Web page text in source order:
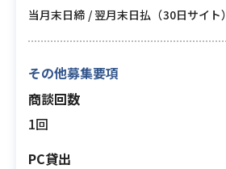
当月末日締 / 翌月末日払（30日サイト）
その他募集要項
商談回数
1回
PC貸出